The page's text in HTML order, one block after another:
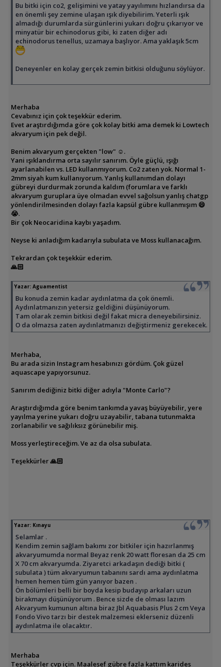
Bu bitki için co2, gelişimini ve yatay yayılımını hızlandırsa da
en önemli şey zemine ulaşan ışık diyebilirim. Yeterli ışık
almadığı durumlarda sürgünlerini yukarı doğru çıkarıyor ve
minyatür bir echinodorus gibi, ki zaten diğer adı
echinodorus tenellus, uzamaya başlıyor. Ama yaklaşık 5cm
Deneyenler en kolay gerçek zemin bitkisi olduğunu söylüyor.
Merhaba
Cevabınız için çok teşekkür ederim.
Evet araştırdığımda göre çok kolay bitki ama demek ki Lowtech
akvaryum için pek değil.
Benim akvaryum gerçekten "low" ☺️.
Yani ışıklandırma orta sayılır sanırım. Öyle güçlü, ışığı
ayarlanabilen vs. LED kullanmıyorum. Co2 zaten yok. Normal 1-
2mm siyah kum kullanıyorum. Yanlış kullanımdan dolayı
gübreyi durdurmak zorunda kaldım (forumlara ve farklı
akvaryum guruplara üye olmadan evvel sağolsun yanlış chatgp
yönlendirilmesinden dolayı fazla kapsül gübre kullanmışım 😄
😭.
Bir çok Neocaridina kaybı yaşadım.
Neyse ki anladığım kadarıyla subulata ve Moss kullanacağım.
Tekrardan çok teşekkür ederim.
🙏🏻
Yazar: Aguamentist
Bu konuda zemin kadar aydınlatma da çok önemli.
Aydınlatmanızın yetersiz geldiğini düşünüyorum.
Tam olarak zemin bitkisi değil fakat micra deneyebilirsiniz.
O da olmazsa zaten aydınlatmanızı değiştirmeniz gerekecek.
Merhaba,
Bu arada sizin Instagram hesabınızı gördüm. Çok güzel
aquascape yapıyorsunuz.
Sanırım dediğiniz bitki diğer adıyla "Monte Carlo"?
Araştırdığımda göre benim tankımda yavaş büyüyebilir, yere
yayılma yerine yukarı doğru uzayabilir, tabana tutunmakta
zorlanabilir ve sağılıksız görünebilir miş.
Moss yerleştireceğim. Ve az da olsa subulata.
Teşekkürler 🙏🏻
Yazar: Kınayu
Selamlar .
Kendim zemin sağlam bakımı zor bitkiler için hazırlanmış
akvaryumumda normal Beyaz renk 20 watt floresan da 25 cm
X 70 cm akvaryumda. Ziyaretci arkadaşın dediği bitki (
subulata ) tüm akvaryumun tabanını sardı ama aydınlatma
hemen hemen tüm gün yanıyor bazen .
Ön bölümleri belli bir boyda kesip budayıp arkaları uzun
birakmayı düşünüyorum . Bence sizde de olması lazım
Akvaryum kumunun altına biraz Jbl Aquabasis Plus 2 cm Veya
Fondo Vivo tarzı bir destek malzemesi eklerseniz düzenli
aydınlatma ile olacaktır.
Merhaba
Teşekkürler cvp için. Maalesef gübre fazla kattım karides